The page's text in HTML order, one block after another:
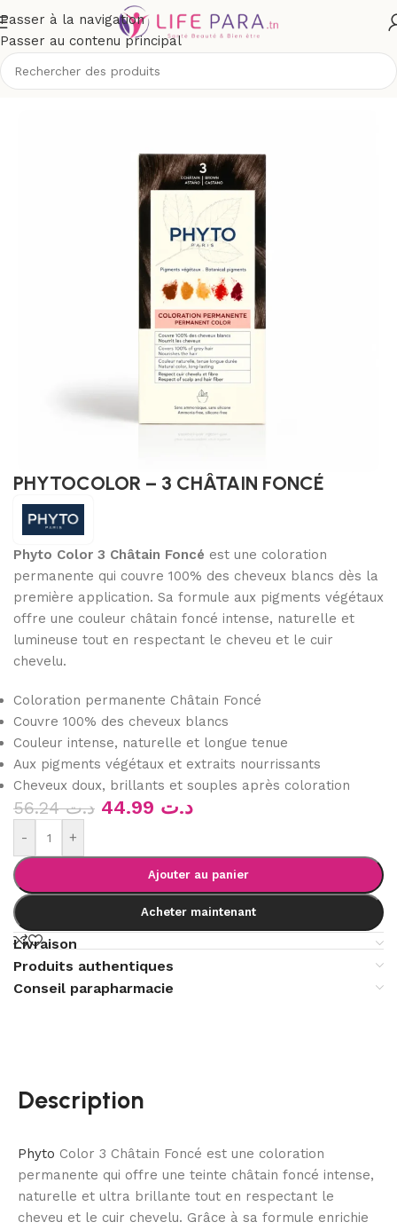
Passer à la navigation
Passer au contenu principal
Accueil/Boutique/Cheveux/Coloration
PHYTOCOLOR – 3 CHÂTAIN FONCÉ
Phyto Color 3 Châtain Foncé est une coloration
permanente qui couvre 100% des cheveux blancs dès la
première application. Sa formule aux pigments végétaux
offre une couleur châtain foncé intense, naturelle et
lumineuse tout en respectant le cheveu et le cuir
chevelu.
Coloration permanente Châtain Foncé
Couvre 100% des cheveux blancs
Couleur intense, naturelle et longue tenue
Aux pigments végétaux et extraits nourrissants
Cheveux doux, brillants et souples après coloration
د.ت56.24 د.ت
- +
Ajouter au panier
Acheter maintenant
Livraison
Produits authentiques
Conseil parapharmacie
Description
Phyto Color 3 Châtain Foncé est une coloration
permanente qui offre une teinte châtain foncé intense,
naturelle et ultra brillante tout en respectant le
cheveu et le cuir chevelu. Grâce à sa formule enrichie